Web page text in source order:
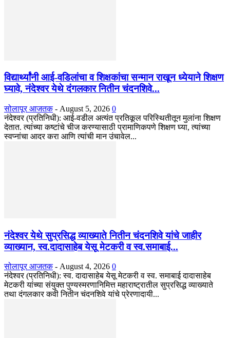
विद्यार्थ्यांनी आई-वडिलांचा व शिक्षकांचा सन्मान राखून ध्येयाने शिक्षण
घ्यावे, नंदेश्वर येथे दंगलकार नितीन चंदनशिवे...
सोलापूर आजतक - August 5, 2026 0
नंदेश्वर (प्रतिनिधी): आई-वडील अत्यंत प्रतिकूल परिस्थितीतून मुलांना शिक्षण
देतात. त्यांच्या कष्टांचे चीज करण्यासाठी प्रामाणिकपणे शिक्षण घ्या, त्यांच्या
स्वप्नांचा आदर करा आणि त्यांची मान उंचावेल...
नंदेश्वर येथे सुप्रसिद्ध व्याख्याते नितीन चंदनशिवे यांचे जाहीर
व्याख्यान, स्व.दादासाहेब येसू मेटकरी व स्व.समाबाई...
सोलापूर आजतक - August 4, 2026 0
नंदेश्वर (प्रतिनिधी): स्व. दादासाहेब येसू मेटकरी व स्व. समाबाई दादासाहेब
मेटकरी यांच्या संयुक्त पुण्यस्मरणानिमित्त महाराष्ट्रातील सुप्रसिद्ध व्याख्याते
तथा दंगलकार कवी नितीन चंदनशिवे यांचे प्रेरणादायी...